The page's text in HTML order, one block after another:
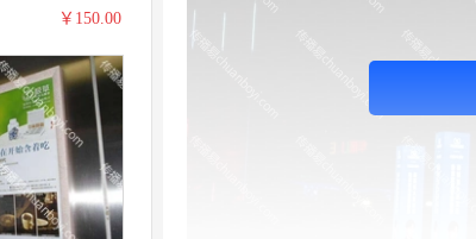
￥150.00